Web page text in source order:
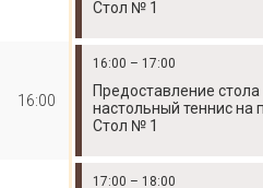
Стол № 1
16:00
16:00 – 17:00
Предоставление
настольный теннис на
Стол № 1
17:00 – 18:00